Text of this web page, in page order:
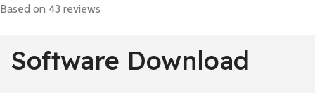
Based on 43 reviews
Software Download